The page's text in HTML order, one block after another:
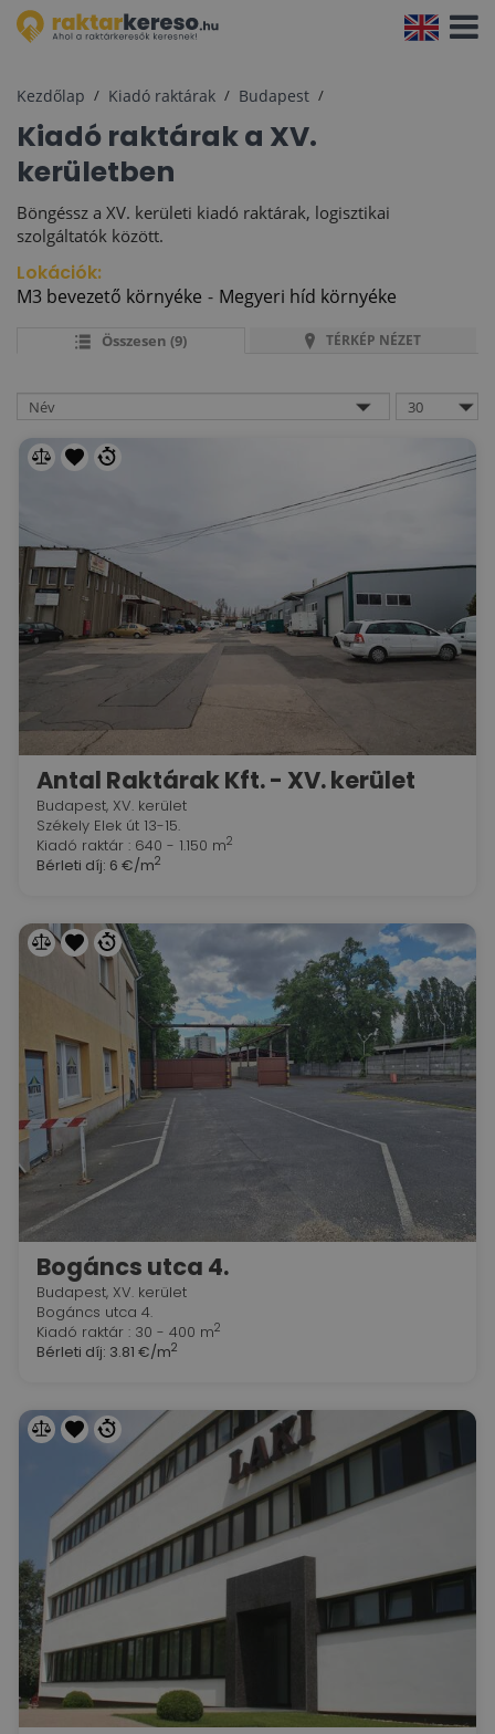
Kezdőlap Kiadó raktárak Budapest
Kiadó raktárak a XV.
kerületben
Böngéssz a XV. kerületi kiadó raktárak, logisztikai
szolgáltatók között.
Lokációk:
M3 bevezető környéke Megyeri híd környéke
Összesen (9) TÉRKÉP NÉZET
Antal Raktárak Kft. - XV. kerület
Budapest, XV. kerület
Székely Elek út 13-15.
Kiadó raktár : 640 - 1.150 m2
Bérleti díj: 6 €/m2
Bogáncs utca 4.
Budapest, XV. kerület
Bogáncs utca 4.
Kiadó raktár : 30 - 400 m2
Bérleti díj: 3.81 €/m2